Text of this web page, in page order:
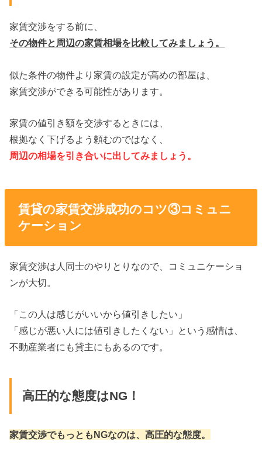
家賃交渉をする前に、
その物件と周辺の家賃相場を比較してみましょう。
似た条件の物件より家賃の設定が高めの部屋は、
家賃交渉ができる可能性があります。
家賃の値引き額を交渉するときには、
根拠なく下げるよう頼むのではなく、
周辺の相場を引き合いに出してみましょう。
賃貸の家賃交渉成功のコツ③コミュニ
ケーション
家賃交渉は人同士のやりとりなので、コミュニケーショ
ンが大切。
「この人は感じがいいから値引きしたい」
「感じが悪い人には値引きしたくない」という感情は、
不動産業者にも貸主にもあるのです。
高圧的な態度はNG！
家賃交渉でもっともNGなのは、高圧的な態度。